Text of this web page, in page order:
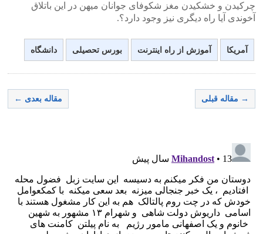
چرکیدن و خشکیدن مغز شکوفای جوانان میهن در این باتلاق
آخوندی آیا راه دیگری نیز وجود دارد؟.
آمریکا آموزش از راه اینترنت بورس تحصیلی دانشگاه
→ مقاله قبلی مقاله بعدی ←